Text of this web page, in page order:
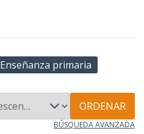
Enseñanza primaria
ORDENAR
BÚSQUEDA AVANZADA